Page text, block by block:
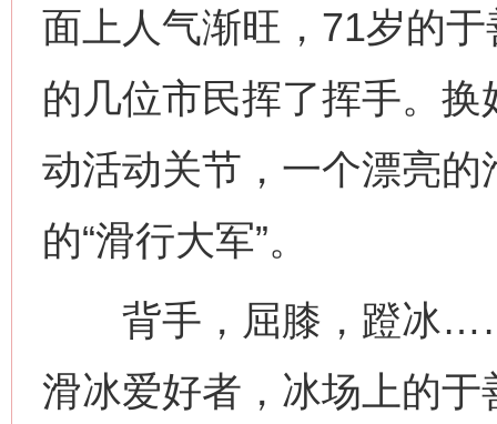
面上人气渐旺，71岁的
的几位市民挥了挥手。
动活动关节，一个漂亮
的“滑行大军”。
背手，屈膝，蹬冰……
滑冰爱好者，冰场上的于